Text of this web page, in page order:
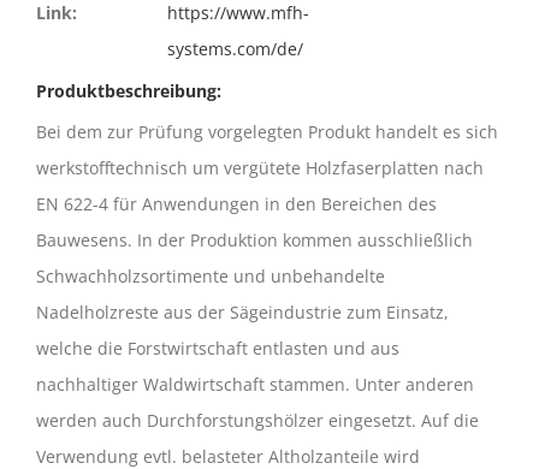
Link:
https://www.mfh-
systems.com/de/
Produktbeschreibung:
Bei dem zur Prüfung vorgelegten Produkt handelt es sich
werkstofftechnisch um vergütete Holzfaserplatten nach
EN 622-4 für Anwendungen in den Bereichen des
Bauwesens. In der Produktion kommen ausschließlich
Schwachholzsortimente und unbehandelte
Nadelholzreste aus der Sägeindustrie zum Einsatz,
welche die Forstwirtschaft entlasten und aus
nachhaltiger Waldwirtschaft stammen. Unter anderen
werden auch Durchforstungshölzer eingesetzt. Auf die
Verwendung evtl. belasteter Altholzanteile wird